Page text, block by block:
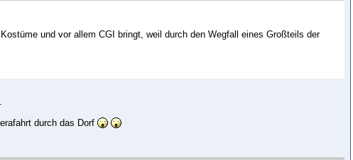
und vor allem CGI bringt, weil durch den Wegfall eines Großteils der
durch das Dorf